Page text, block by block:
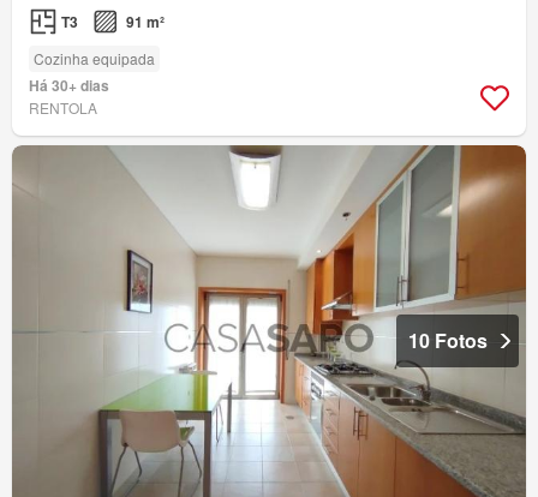
T3 91 m²
Cozinha equipada
Há 30+ dias
RENTOLA
10 Fotos